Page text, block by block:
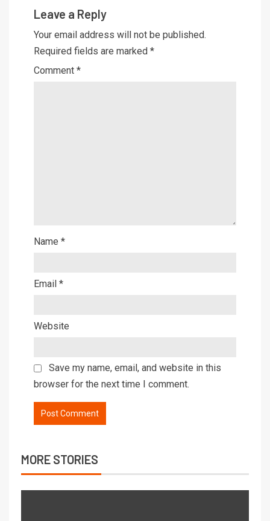
Leave a Reply
Your email address will not be published.
Required fields are marked *
Comment *
Name *
Email *
Website
Save my name, email, and website in this
browser for the next time I comment.
MORE STORIES